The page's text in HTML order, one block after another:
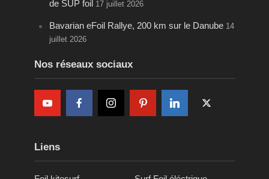
de SUP foil 17 juillet 2026
Bavarian eFoil Rallye, 200 km sur le Danube 14
juillet 2026
Nos réseaux sociaux
Liens